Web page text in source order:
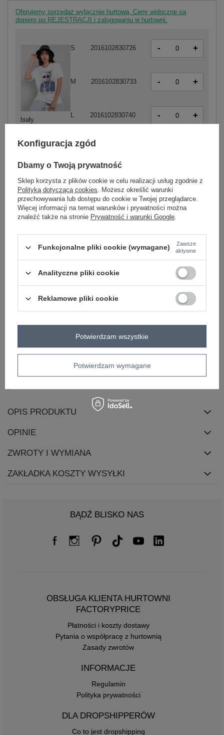
Oferujemy sprzedaż wyłącznie hurtową. Ceny widoczne są
dopiero po REJESTRACJI i zalogowaniu w hurtowni.
biały
S 2016102830726 - +
M 2016102830733 - +
L 2016102830740 - +
czarny
S 2016102830696
M 2016102830702 - +
ZALOGUJ SIĘ I ZOBACZ CENĘ
Masz pytanie? Chętnie pomożemy.
Zadzwoń+48 601 547 740 Zadaj pytanie
Kod produktu
HB-TS-3053.69P
skład materiału
100% bawełna
OPIS PRODUKTU
OPINIE
ZWROTY I WYMIANA
ZAKŁADKA KOSZTY WYSYŁKI
BĄDŹ BLISKO NAS
OBSŁUGA KLIENTA HURTOWNI
FACTORYPRICE
Płatności i koszty dostawy
Pytania o współpracę z hurtownią
Zasady zwrotów
INFORMACJE
Regulamin
Polityka prywatności
DLA DROPSHIPPERÓW
Co to jest dropshipping
Konfiguracja zgód
Dbamy o Twoją prywatność
Sklep korzysta z plików cookie w celu realizacji usług zgodnie z
Polityką dotyczącą cookies. Możesz określić warunki
przechowywania lub dostępu do cookie w Twojej przeglądarce.
Więcej informacji na temat warunków i prywatności można
znaleźć także na stronie Prywatność i warunki Google.
Funkcjonalne pliki cookie (wymagane)
Zawsze
aktywne
Analityczne pliki cookie
Reklamowe pliki cookie
Potwierdzam wymagane
Potwierdzam wszystkie